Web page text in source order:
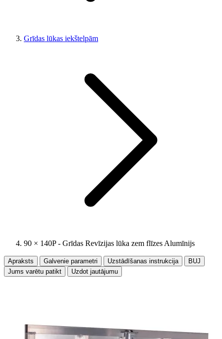
Grīdas lūkas iekštelpām
90 × 140P - Grīdas Revīzijas lūka zem flīzes Alumīnijs
Apraksts Galvenie parametri Uzstādīšanas instrukcija
BUJ
Jums varētu patikt
Uzdot jautājumu